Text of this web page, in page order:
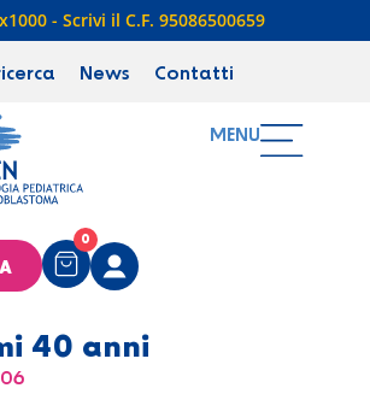
- Scrivi il C.F. 95086500659
News Contatti
MENU
0
40 anni